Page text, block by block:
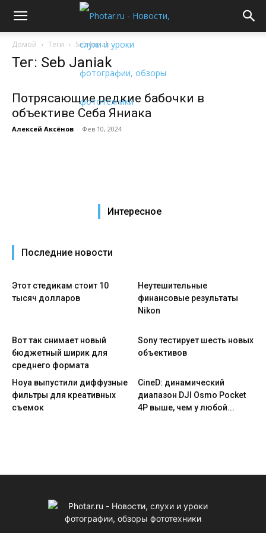
Домой Теги Seb Janiak
Тег: Seb Janiak
Потрясающие редкие бабочки в
объективе Себа Яниака
Алексей Аксёнов - Фев 10, 2024
Интересное
Последние новости
Этот стедикам стоит 10
тысяч долларов
Неутешительные
финансовые результаты
Nikon
Вот так снимает новый
бюджетный ширик для
среднего формата
Sony тестирует шесть новых
объективов
Hoya выпустили диффузные
фильтры для креативных
съемок
CineD: динамический
диапазон DJI Osmo Pocket
4P выше, чем у любой...